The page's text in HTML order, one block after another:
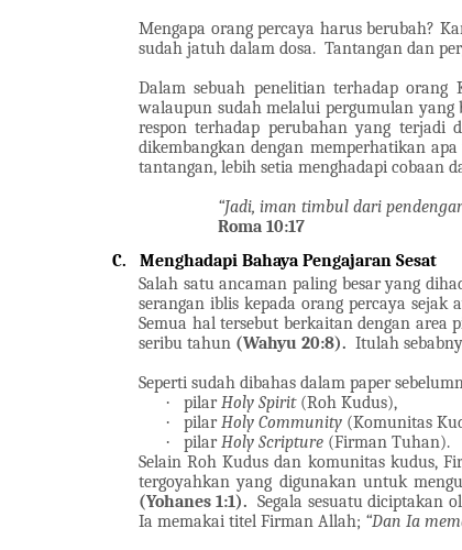
Mengapa orang percaya harus berubah?
sudah jatuh dalam dosa. Tantangan dan
Dalam sebuah penelitian terhadap
walaupun sudah melalui pergumulan
respon terhadap perubahan yang terjadi
dikembangkan dengan memperhatikan
tantangan, lebih setia menghadapi cobaan
“Jadi, iman timbul dari
Roma 10:17
C.
Menghadapi Bahaya Pengajaran Sesat
Salah satu ancaman paling besar yang
serangan iblis kepada orang percaya
Semua hal tersebut berkaitan dengan
seribu tahun (Wahyu 20:8). Itulah
Seperti sudah dibahas dalam paper
· pilarHoly Spirit(Roh Kudus),
· pilarHoly Community (Komunitas
· pilarHoly Scripture (Firman Tuhan).
Selain Roh Kudus dan komunitas kudus,
tergoyahkan yang digunakan untuk
(Yohanes 1:1). Segala sesuatu diciptakan
Ia memakai titel Firman Allah; “Dan Ia